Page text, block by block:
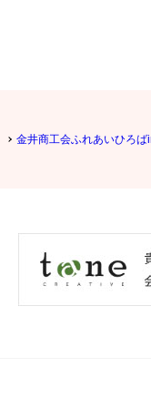
金井商工会ふれあいひろば